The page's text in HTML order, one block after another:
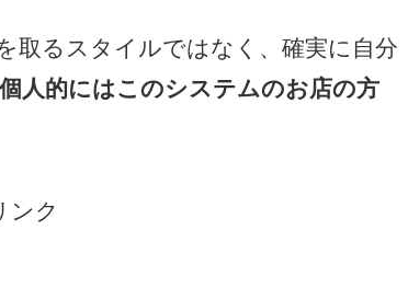
取るスタイルではなく、確実に自分
個人的にはこのシステムのお店の方
ンク